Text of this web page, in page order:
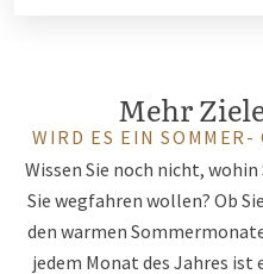
Mehr
WIRD ES EIN SOMMER-
Wissen Sie noch nicht,
Sie wegfahren wollen? Ob
den warmen
jedem Monat des Jahres ist